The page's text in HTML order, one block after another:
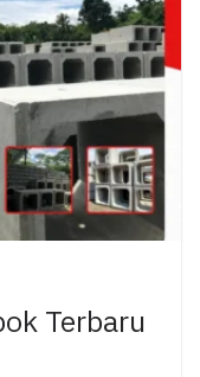
Terbaru